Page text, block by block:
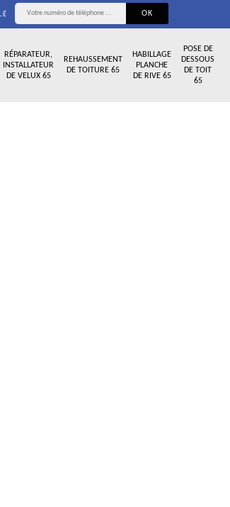
RÉPARATEUR,
INSTALLATEUR
DE VELUX 65
REHAUSSEMENT
DE TOITURE 65
HABILLAGE
PLANCHE
DE RIVE 65
POSE DE
DESSOUS
DE TOIT
65